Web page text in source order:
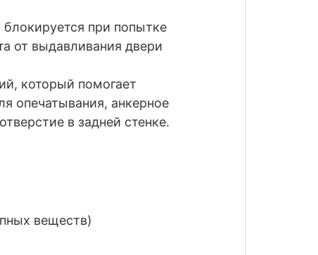
при попытке
от выдавливания двери
который помогает
опечатывания, анкерное
в задней стенке.
веществ)